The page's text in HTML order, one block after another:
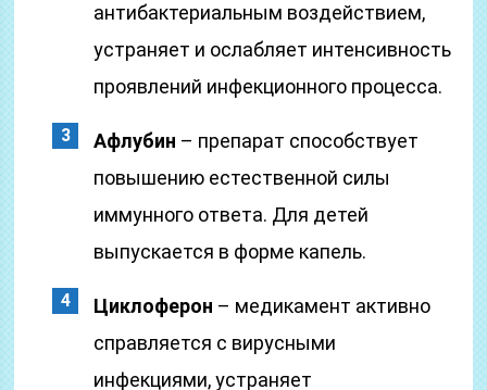
антибактериальным воздействием,
устраняет и ослабляет интенсивность
проявлений инфекционного процесса.
Афлубин – препарат способствует
повышению естественной силы
иммунного ответа. Для детей
выпускается в форме капель.
Циклоферон – медикамент активно
справляется с вирусными
инфекциями, устраняет